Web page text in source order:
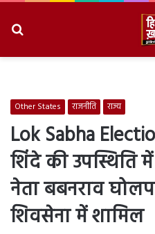
Other States राजनीति राज्य
Lok Sabha
शिंदे की उपस्थिति
नेता बबनराव
शिवसेना में शामिल